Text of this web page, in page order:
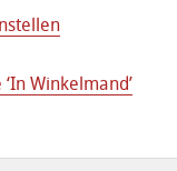
Winkelmand’